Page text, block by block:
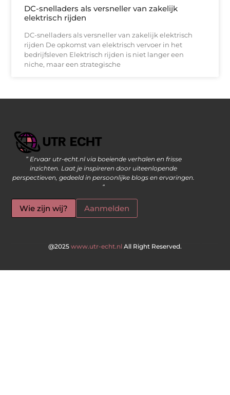
DC-snelladers als versneller van zakelijk
elektrisch rijden
DC-snelladers als versneller van zakelijk elektrisch
rijden De opkomst van elektrisch vervoer in het
bedrijfsleven Elektrisch rijden is niet langer een
niche, maar een strategische
” Ervaar utr-echt.nl via boeiende verhalen en frisse
inzichten. Laat je inspireren door uiteenlopende
perspectieven, gedeeld in persoonlijke blogs en ervaringen.
“
Wie zijn wij? Aanmelden
@2025 www.utr-echt.nl All Right Reserved.